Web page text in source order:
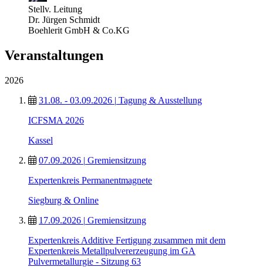
Stellv. Leitung
Dr. Jürgen Schmidt
Boehlerit GmbH & Co.KG
Veranstaltungen
2026
31.08. - 03.09.2026 | Tagung & Ausstellung
ICFSMA 2026
Kassel
07.09.2026 | Gremiensitzung
Expertenkreis Permanentmagnete
Siegburg & Online
17.09.2026 | Gremiensitzung
Expertenkreis Additive Fertigung zusammen mit dem
Expertenkreis Metallpulvererzeugung im GA
Pulvermetallurgie - Sitzung 63